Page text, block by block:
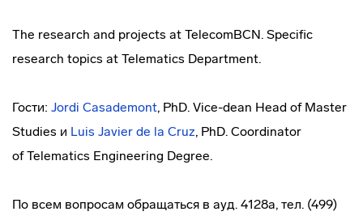
The research and projects at TelecomBCN. Specific
research topics at Telematics Department.
Гости: Jordi Casademont, PhD. Vice-dean Head of Master
Studies и Luis Javier de la Cruz, PhD. Coordinator
of Telematics Engineering Degree.
По всем вопросам обращаться в ауд. 4128а, тел. (499)